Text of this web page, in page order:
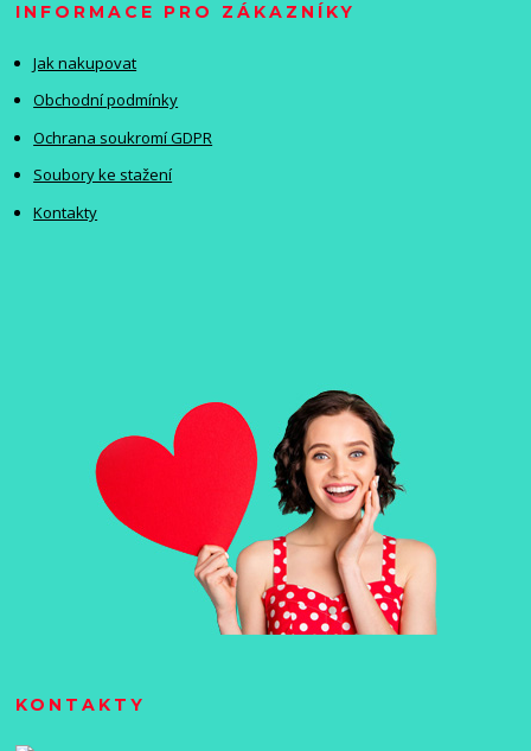
INFORMACE PRO ZÁKAZNÍKY
Jak nakupovat
Obchodní podmínky
Ochrana soukromí GDPR
Soubory ke stažení
Kontakty
KONTAKTY